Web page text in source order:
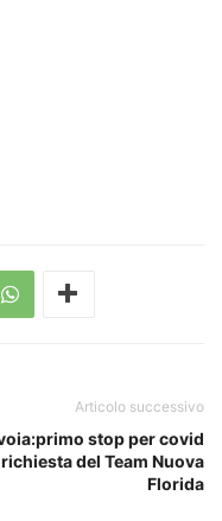
Articolo successivo
stop per covid
del Team Nuova
Florida